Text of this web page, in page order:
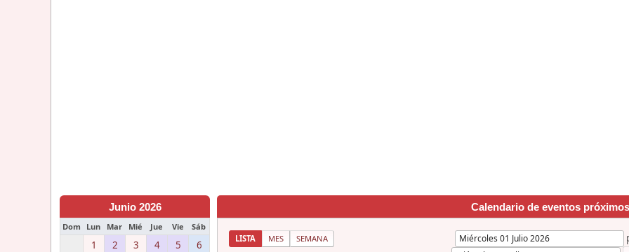
Junio 2026
Dom Lun Mar Mié Jue Vie Sáb
1 2 3 4 5
6
Calendario de eventos próximos
LISTA MES SEMANA